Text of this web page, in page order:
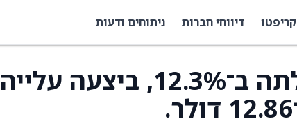
קריפטו דיווחי חברות ניתוחים ודעות
מניית DLocal (DLO) עלתה ב־12.3%, ביצעה עלייה